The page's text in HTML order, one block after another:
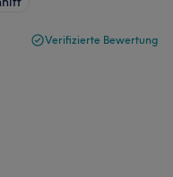
Verifizierte Bewertung